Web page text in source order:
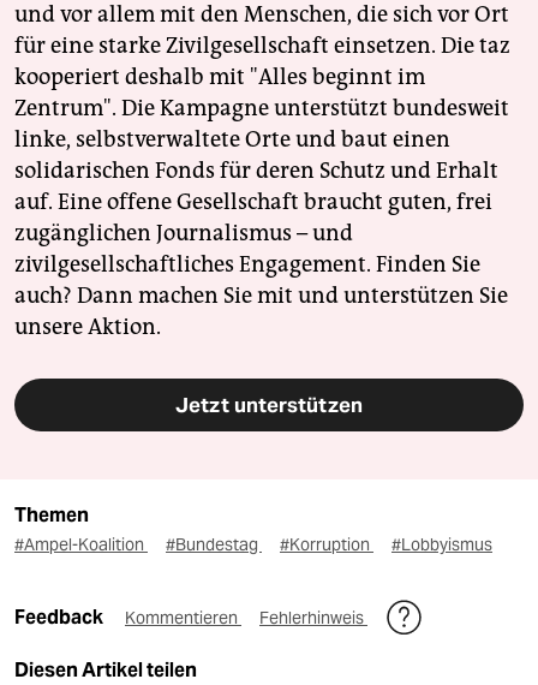
und vor allem mit den Menschen, die sich vor Ort
für eine starke Zivilgesellschaft einsetzen. Die taz
kooperiert deshalb mit "Alles beginnt im
Zentrum". Die Kampagne unterstützt bundesweit
linke, selbstverwaltete Orte und baut einen
solidarischen Fonds für deren Schutz und Erhalt
auf. Eine offene Gesellschaft braucht guten, frei
zugänglichen Journalismus – und
zivilgesellschaftliches Engagement. Finden Sie
auch? Dann machen Sie mit und unterstützen Sie
unsere Aktion.
Jetzt unterstützen
Themen
#Ampel-Koalition #Bundestag #Korruption #Lobbyismus
Feedback Kommentieren Fehlerhinweis
Diesen Artikel teilen